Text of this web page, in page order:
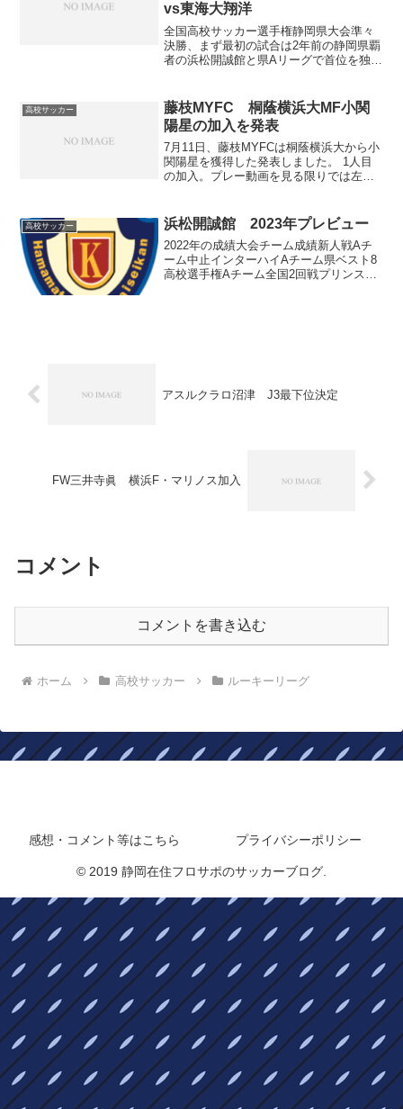
vs東海大翔洋
全国高校サッカー選手権静岡県大会準々
決勝、まず最初の試合は2年前の静岡県覇
者の浜松開誠館と県Aリーグで首位を独走
GKは静岡ユースの戸塚陸。3バックは同
じく静岡ユ...
高校サッカー
藤枝MYFC 桐蔭横浜大MF小関
陽星の加入を発表
7月11日、藤枝MYFCは桐蔭横浜大から小
関陽星を獲得した発表しました。 1人目
の加入。プレー動画を見る限りでは左足
のかな？来季の活躍が楽しみです。 ／#
小関陽星 選手...
高校サッカー 浜松開誠館 2023年プレビュー
2022年の成績大会チーム成績新人戦Aチ
ーム中止インターハイAチーム県ベスト8
高校選手権Aチーム全国2回戦プリンスリ
アスルクラロ沼津 J3最下位決定
FW三井寺眞 横浜F・マリノス加入
コメント
コメントを書き込む
ホーム 高校サッカー ルーキーリーグ
感想・コメント等はこちら プライバシーポリシー
© 2019 静岡在住フロサポのサッカーブログ.